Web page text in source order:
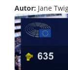
Autor: Jane